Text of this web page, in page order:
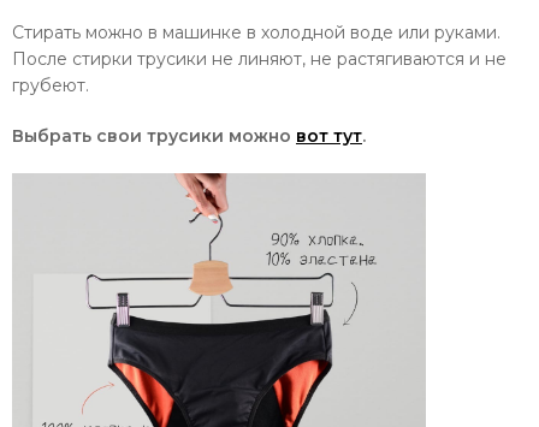
Стирать можно в машинке в холодной воде или руками.
После стирки трусики не линяют, не растягиваются и не
грубеют.
Выбрать свои трусики можно вот тут.